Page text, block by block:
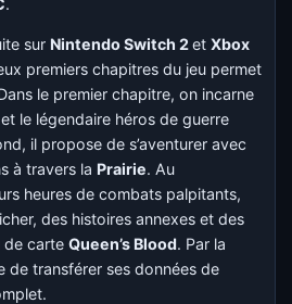
sur Nintendo Switch 2etXbox
premiers chapitres du jeu permet
le premier chapitre, on incarne
le légendaire héros de guerre
il propose de s’aventurer avec
à travers la Prairie. Au
heures de combats palpitants,
des histoires annexes et des
de carteQueen’s Blood. Par la
de transférer ses données de